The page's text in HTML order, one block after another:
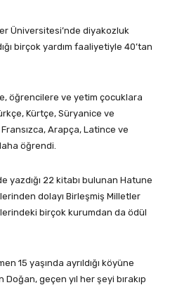
Üniversitesi’nde diyakozluk
birçok yardım faaliyetiyle 40’tan
öğrencilere ve yetim çocuklara
Kürtçe, Süryanice ve
Arapça, Latince ve
öğrendi.
yazdığı 22 kitabı bulunan Hatune
dolayı Birleşmiş Milletler
birçok kurumdan da ödül
15 yaşında ayrıldığı köyüne
geçen yıl her şeyi bırakıp